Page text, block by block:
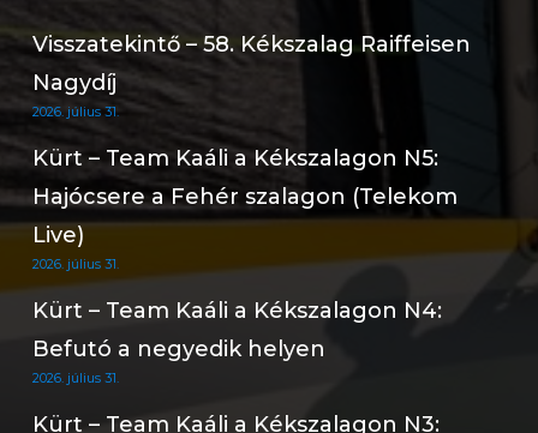
Visszatekintő – 58. Kékszalag Raiffeisen
Nagydíj
2026. július 31.
Kürt – Team Kaáli a Kékszalagon N5:
Hajócsere a Fehér szalagon (Telekom
Live)
2026. július 31.
Kürt – Team Kaáli a Kékszalagon N4:
Befutó a negyedik helyen
2026. július 31.
Kürt – Team Kaáli a Kékszalagon N3: